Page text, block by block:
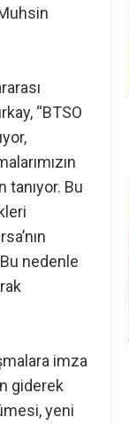
“BTSO
tanıyor. Bu
nedenle
imza
giderek
yeni